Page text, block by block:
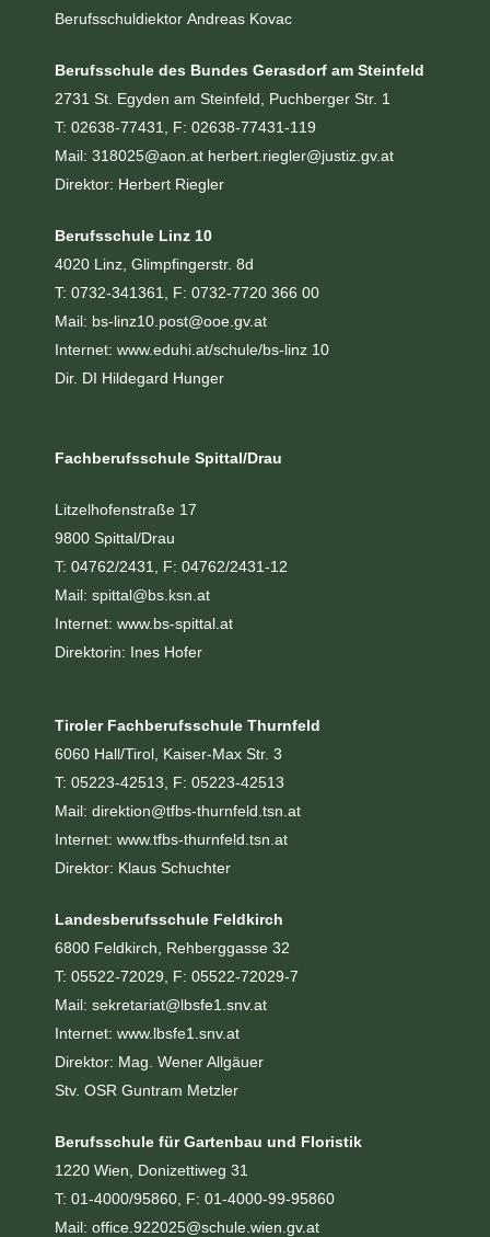
Berufsschuldiektor Andreas Kovac
Berufsschule des Bundes Gerasdorf am Steinfeld
2731 St. Egyden am Steinfeld, Puchberger Str. 1
T: 02638-77431, F: 02638-77431-119
Mail: 318025@aon.at herbert.riegler@justiz.gv.at
Direktor: Herbert Riegler
Berufsschule Linz 10
4020 Linz, Glimpfingerstr. 8d
T: 0732-341361, F: 0732-7720 366 00
Mail: bs-linz10.post@ooe.gv.at
Internet: www.eduhi.at/schule/bs-linz 10
Dir. DI Hildegard Hunger
Fachberufsschule Spittal/Drau
Litzelhofenstraße 17
9800 Spittal/Drau
T: 04762/2431, F: 04762/2431-12
Mail: spittal@bs.ksn.at
Internet: www.bs-spittal.at
Direktorin: Ines Hofer
Tiroler Fachberufsschule Thurnfeld
6060 Hall/Tirol, Kaiser-Max Str. 3
T: 05223-42513, F: 05223-42513
Mail: direktion@tfbs-thurnfeld.tsn.at
Internet: www.tfbs-thurnfeld.tsn.at
Direktor: Klaus Schuchter
Landesberufsschule Feldkirch
6800 Feldkirch, Rehberggasse 32
T: 05522-72029, F: 05522-72029-7
Mail: sekretariat@lbsfe1.snv.at
Internet: www.lbsfe1.snv.at
Direktor: Mag. Wener Allgäuer
Stv. OSR Guntram Metzler
Berufsschule für Gartenbau und Floristik
1220 Wien, Donizettiweg 31
T: 01-4000/95860, F: 01-4000-99-95860
Mail: office.922025@schule.wien.gv.at